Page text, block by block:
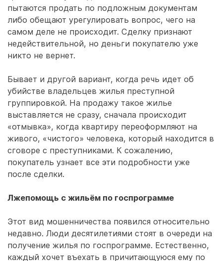
пытаются продать по подложным документам
либо обещают урегулировать вопрос, чего на
самом деле не происходит. Сделку признают
недействительной, но деньги покупателю уже
никто не вернет.
Бывает и другой вариант, когда речь идет об
убийстве владельцев жилья преступной
группировкой. На продажу такое жилье
выставляется не сразу, сначала происходит
«отмывка», когда квартиру переоформляют на
живого, «чистого» человека, который находится в
сговоре с преступниками. К сожалению,
покупатель узнает все эти подробности уже
после сделки.
Лжепомощь с жильём по госпрограмме
Этот вид мошенничества появился относительно
недавно. Люди десятилетиями стоят в очереди на
получение жилья по госпрограмме. Естественно,
каждый хочет въехать в причитающуюся ему по